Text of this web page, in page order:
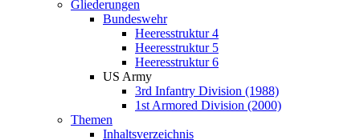
Gliederungen
Bundeswehr
Heeresstruktur 4
Heeresstruktur 5
Heeresstruktur 6
US Army
3rd Infantry Division (1988)
1st Armored Division (2000)
Themen
Inhaltsverzeichnis